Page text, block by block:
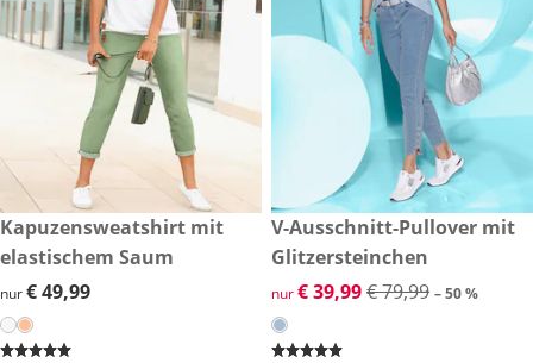
€ 49,99
Kapuzensweatshirt mit
elastischem Saum
€ 49,99
nur€ 49,99
reduzierter Preis € 39,99,
-50 %
V-Ausschnitt-Pullover mit
Glitzersteinchen
reduzierter Preis € 39,99,
nur€ 39,99€ 79,99 – 50 %